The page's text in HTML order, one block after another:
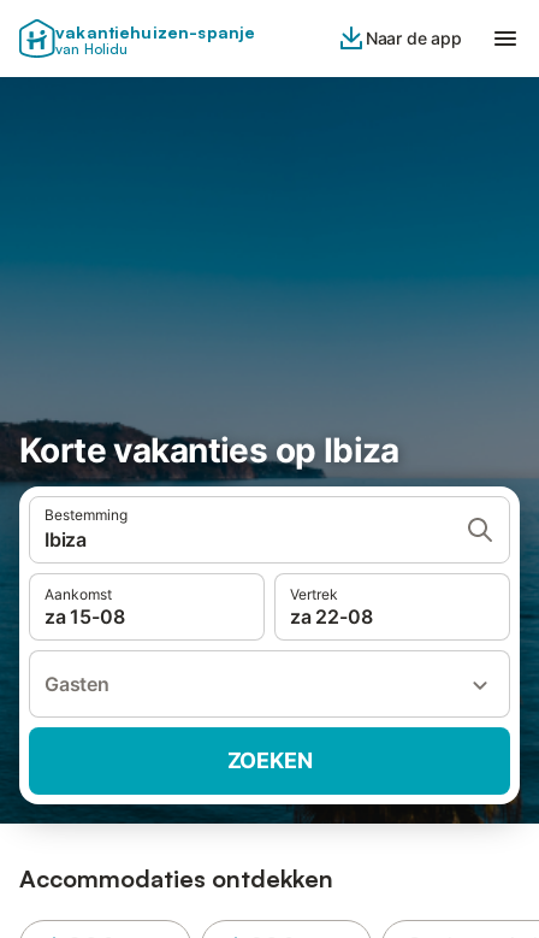
vakantiehuizen-spanje
van Holidu
Naar de app
Korte vakanties op Ibiza
Bestemming
Ibiza
Aankomst
za 15-08
Vertrek
za 22-08
Gasten
ZOEKEN
Accommodaties ontdekken